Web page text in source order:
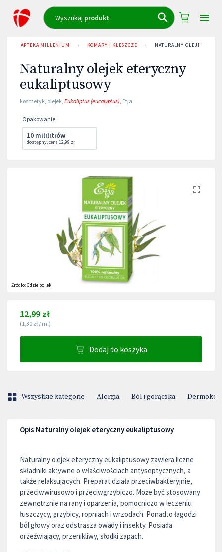
Wyszukaj produkt
APTEKA MILLENIUM › KOMARY I KLESZCZE › NATURALNY OLEJEK
Naturalny olejek eteryczny
eukaliptusowy
kosmetyk, olejek, Eukaliptus (eucalyptus), Etja
Opakowanie:
10 mililitrów
dostępny,cena 12,99 zł
Źródło:Gdzie po lek
12,99 zł
(1,30 zł / ml)
Dodaj do koszyka
Wszystkie kategorie Alergia Ból i gorączka
Opis Naturalny olejek eteryczny eukaliptusowy
Naturalny olejek eteryczny eukaliptusowy zawiera liczne
składniki aktywne o właściwościach antyseptycznych, a
także relaksujących. Preparat działa przeciwbakteryjnie,
przeciwwirusowo i przeciwgrzybiczo. Może być stosowany
zewnętrznie na rany i oparzenia, pomocniczo w leczeniu
łuszczycy, grzybicy, ropniach i wrzodach. Ponadto łagodzi
ból głowy oraz odstrasza owady i insekty. Posiada
orzeźwiający, przenikliwy, słodki zapach.